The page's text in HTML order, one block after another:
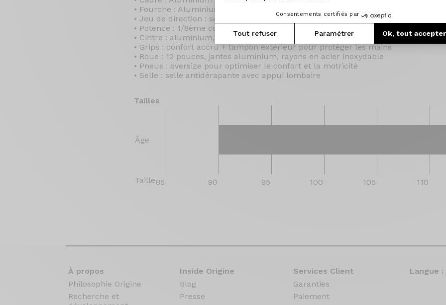
Consentements certifiés par
Tout refuser Paramétrer Ok, tout accepter
• Fourche : Aluminium 6061 T6
• Jeu de direction : semi intégré avec roulement annulaires étanches
• Potence : 1/8ème comme les pros
• Cintre : aluminium, large pour plus de stabilité
• Grips : confort accru + tampon extérieur pour protéger les mains
• Roue : 12 pouces, jantes aluminium, rayons en acier inoxydable
• Pneus : oversize pour optimiser le confort et la motricité
• Selle : selle antidérapante avec appui lombaire
Tailles
Âge
Taille85 90 95 100 105 110
À propos
Philosophie Origine
Recherche et
Inside Origine
Blog
Presse
Services Client
Garanties
Paiement
Langue :